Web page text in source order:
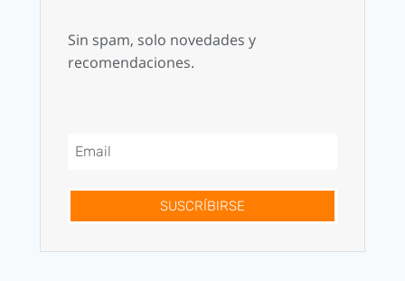
Sin spam, solo novedades y
recomendaciones.
SUSCRÍBIRSE